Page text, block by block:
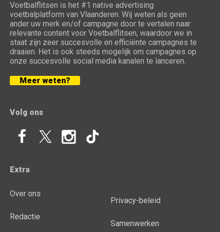
Voetbalflitsen is het #1 native advertising
voetbalplatform van Vlaanderen. Wij weten als geen
ander uw merk en/of campagne door te vertalen naar
relevante content voor Voetbalflitsen, waardoor we in
staat zijn zeer succesvolle en efficiënte campagnes te
draaien. Het is ook steeds mogelijk om campagnes op
onze succesvolle social media kanalen te lanceren.
Meer weten?
Volg ons
Extra
Over ons
Redactie
Privacy-beleid
Samenwerken